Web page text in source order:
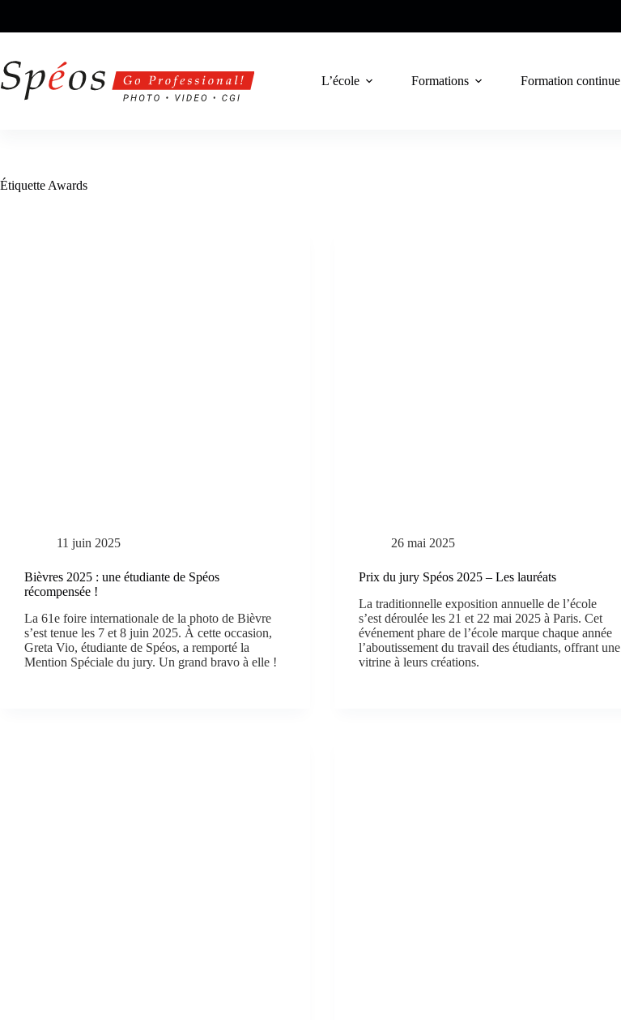
contenu
L’école Formations Formation continue
Étiquette Awards
11 juin 2025
Bièvres 2025 : une étudiante de Spéos
récompensée !
La 61e foire internationale de la photo de Bièvre
s’est tenue les 7 et 8 juin 2025. À cette occasion,
Greta Vio, étudiante de Spéos, a remporté la
Mention Spéciale du jury. Un grand bravo à elle !
26 mai 2025
Prix du jury Spéos 2025 – Les lauréats
La traditionnelle exposition annuelle de l’école
s’est déroulée les 21 et 22 mai 2025 à Paris. Cet
événement phare de l’école marque chaque année
l’aboutissement du travail des étudiants, offrant une
vitrine à leurs créations.